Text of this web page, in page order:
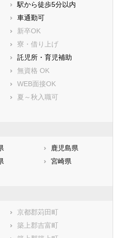
糟屋郡新宮町
糟屋郡粕屋町
遠賀郡水巻町
遠賀郡遠賀町
鞍手郡鞍手町
朝倉郡筑前町
三井郡大刀洗町
八女郡広川町
京都郡苅田町
駅から徒歩5分以内
車通勤可
新卒OK
寮・借り上げ
託児所・育児補助
無資格 OK
WEB面接OK
夏～秋入職可
鹿児島県
宮崎県
京都郡苅田町
築上郡吉富町